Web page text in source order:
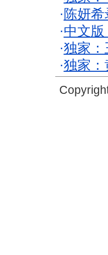
· 陈妍
·中文
·独家
·独家